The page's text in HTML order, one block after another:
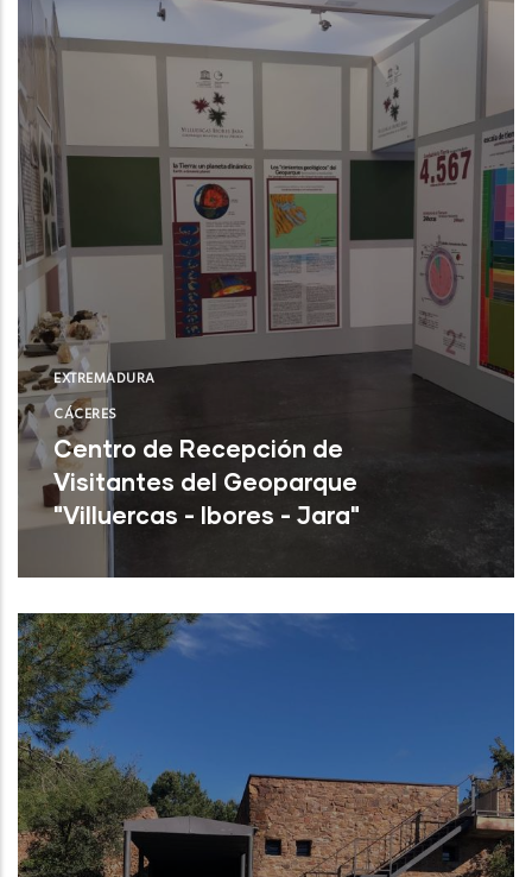
EXTREMADURA
CÁCERES
Centro de Recepción de
Visitantes del Geoparque
"Villuercas - Ibores - Jara"
Cañamero (Cáceres)